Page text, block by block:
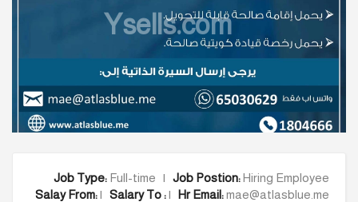
Ysells.com
Job Type: Full-time | Job Postion:Hiring Employee
Salay From:| Salary To :| Hr Email:mae@atlasblue.me